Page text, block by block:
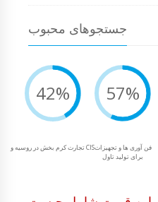
جستجوهای محبوب
42%
تجارت کرم بخش در روسیه و CIS
57%
فن آوری ها و تجهیزات
برای تولید تاول